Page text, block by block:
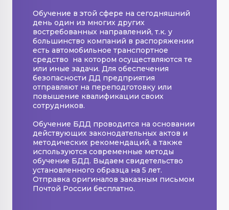
Обучение в этой сфере на сегодняшний
день один из многих других
востребованных направлений, т.к. у
большинство компаний в распоряжении
есть автомобильное транспортное
средство на котором осуществляются те
или иные задачи. Для обеспечения
безопасности ДД предприятия
отправляют на переподготовку или
повышение квалификации своих
сотрудников.
Обучение БДД проводится на основании
действующих законодательных актов и
методических рекомендаций, а также
используются современные методы
обучение БДД. Выдаем свидетельство
установленного образца на 5 лет.
Отправка оригиналов заказным письмом
Почтой России бесплатно.